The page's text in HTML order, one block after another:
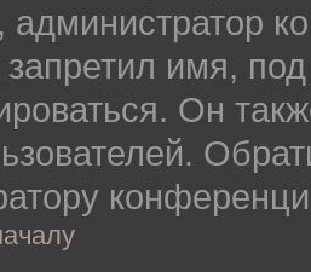
администратор
имя,
Он